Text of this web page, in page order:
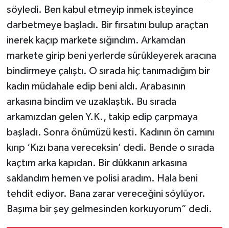
söyledi. Ben kabul etmeyip inmek isteyince
darbetmeye başladı. Bir fırsatını bulup araçtan
inerek kaçıp markete sığındım. Arkamdan
markete girip beni yerlerde sürükleyerek aracına
bindirmeye çalıştı. O sırada hiç tanımadığım bir
kadın müdahale edip beni aldı. Arabasının
arkasına bindim ve uzaklaştık. Bu sırada
arkamızdan gelen Y.K., takip edip çarpmaya
başladı. Sonra önümüzü kesti. Kadının ön camını
kırıp ‘Kızı bana vereceksin’ dedi. Bende o sırada
kaçtım arka kapıdan. Bir dükkanın arkasına
saklandım hemen ve polisi aradım. Hala beni
tehdit ediyor. Bana zarar vereceğini söylüyor.
Başıma bir şey gelmesinden korkuyorum” dedi.